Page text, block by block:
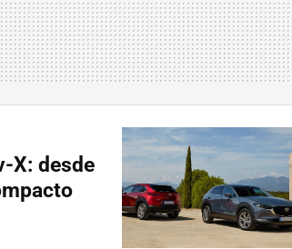
X: desde